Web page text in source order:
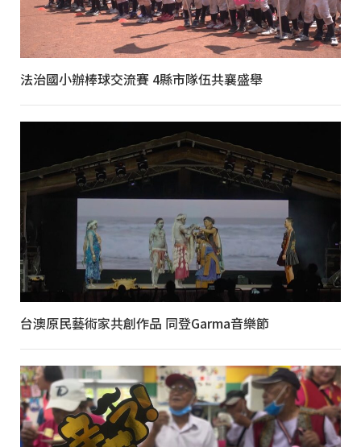
法治國小辦棒球交流賽 4縣市隊伍共襄盛舉
台澳原民藝術家共創作品 同登Garma音樂節